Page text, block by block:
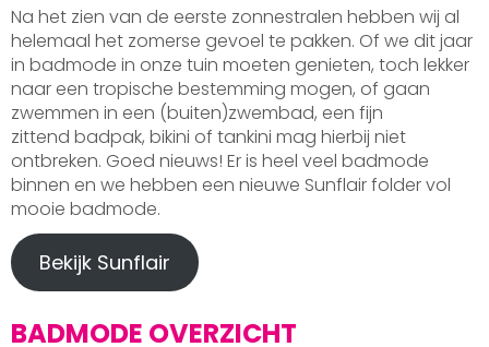
Na het zien van de eerste zonnestralen hebben wij al
helemaal het zomerse gevoel te pakken. Of we dit jaar
in badmode in onze tuin moeten genieten, toch lekker
naar een tropische bestemming mogen, of gaan
zwemmen in een (buiten)zwembad, een fijn
zittend badpak, bikini of tankini mag hierbij niet
ontbreken. Goed nieuws! Er is heel veel badmode
binnen en we hebben een nieuwe Sunflair folder vol
mooie badmode.
Bekijk Sunflair
BADMODE OVERZICHT